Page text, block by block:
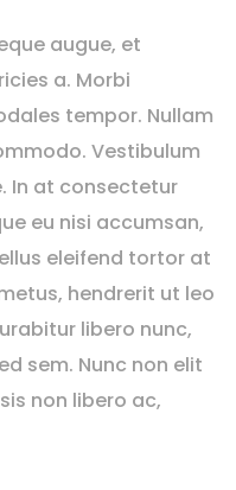
augue, et
a. Morbi
tempor. Nullam
Vestibulum
In at consectetur
eu nisi accumsan,
eleifend tortor at
hendrerit ut leo
libero nunc,
sem. Nunc non elit
non libero ac,